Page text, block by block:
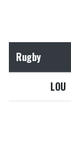
Rugby
LOU